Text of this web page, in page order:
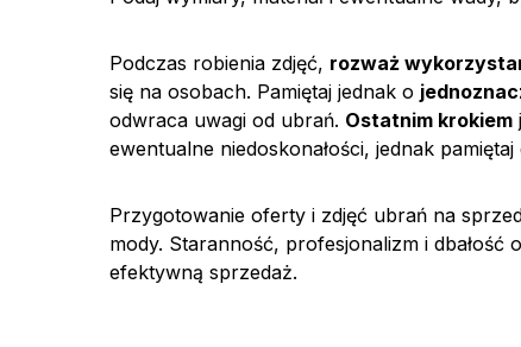
Podczas robienia zdjęć, rozważ
się na osobach. Pamiętaj jednak o
odwraca uwagi od ubrań. Ostatnim krokiem
ewentualne niedoskonałości, jednak pamiętaj
Przygotowanie oferty i zdjęć ubrań na
mody. Staranność, profesjonalizm i dbałość
efektywną sprzedaż.